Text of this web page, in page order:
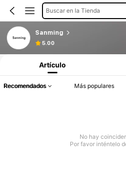
Buscar en la Tienda
Sanming
5.00
Artículo
Recomendados Más populares
No hay
Por favor inténtelo